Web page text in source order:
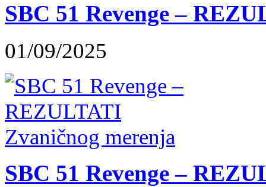
SBC 51 Revenge –
01/09/2025
SBC 51 Revenge –